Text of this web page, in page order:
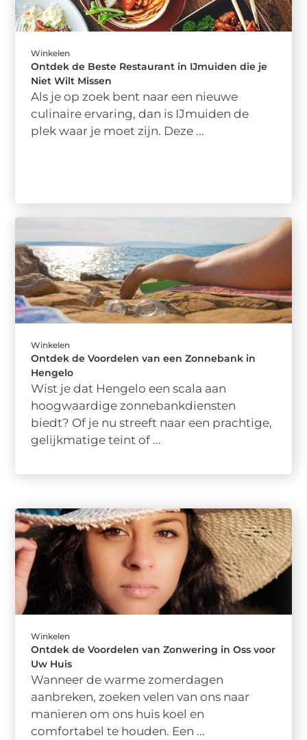
Winkelen
Ontdek de Beste Restaurant in IJmuiden die je
Niet Wilt Missen
Als je op zoek bent naar een nieuwe
culinaire ervaring, dan is IJmuiden de
plek waar je moet zijn. Deze ...
Winkelen
Ontdek de Voordelen van een Zonnebank in
Hengelo
Wist je dat Hengelo een scala aan
hoogwaardige zonnebankdiensten
biedt? Of je nu streeft naar een prachtige,
gelijkmatige teint of ...
Winkelen
Ontdek de Voordelen van Zonwering in Oss voor
Uw Huis
Wanneer de warme zomerdagen
aanbreken, zoeken velen van ons naar
manieren om ons huis koel en
comfortabel te houden. Een ...